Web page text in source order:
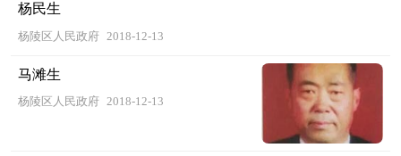
杨民生
杨陵区人民政府 2018-12-13
马滩生
杨陵区人民政府 2018-12-13